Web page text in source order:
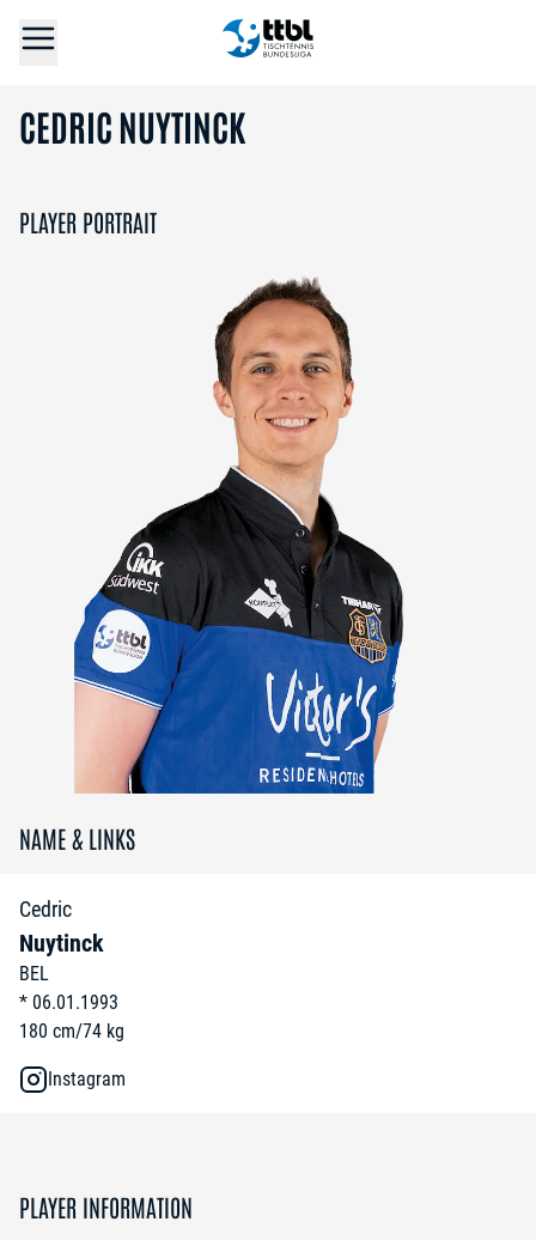
CEDRIC NUYTINCK
PLAYER PORTRAIT
NAME & LINKS
Cedric
Nuytinck
BEL
* 06.01.1993
180 cm/74 kg
Instagram
PLAYER INFORMATION